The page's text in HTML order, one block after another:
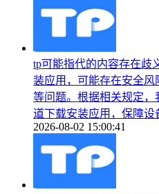
tp可能指代的内容存在歧
装应用，可能存在安全
等问题。根据相关规定
道下载安装应用，保障设
2026-08-02 15:00:41